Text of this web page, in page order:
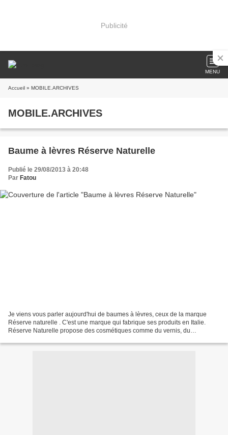
Publicité
MENU
Accueil » MOBILE.ARCHIVES
MOBILE.ARCHIVES
Baume à lèvres Réserve Naturelle
Publié le 29/08/2013 à 20:48
Par Fatou
Je viens vous parler aujourd'hui de baumes à lèvres, ceux de la marque
Réserve naturelle . C'est une marque qui fabrique ses produits en Italie.
Réserve Naturelle propose des cosmétiques comme du vernis, du